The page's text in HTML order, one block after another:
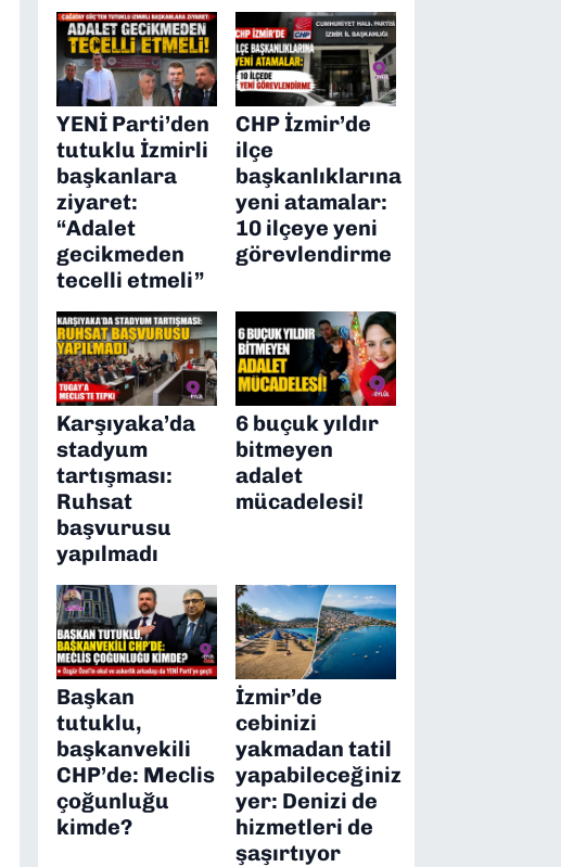
YENİ Parti’den
tutuklu İzmirli
başkanlara
ziyaret:
“Adalet
gecikmeden
tecelli etmeli”
CHP İzmir’de
ilçe
başkanlıklarına
yeni atamalar:
10 ilçeye yeni
görevlendirme
Karşıyaka’da
stadyum
tartışması:
Ruhsat
başvurusu
yapılmadı
6 buçuk yıldır
bitmeyen
adalet
mücadelesi!
Başkan
tutuklu,
başkanvekili
CHP’de: Meclis
çoğunluğu
kimde?
İzmir’de
cebinizi
yakmadan tatil
yapabileceğiniz
yer: Denizi de
hizmetleri de
şaşırtıyor